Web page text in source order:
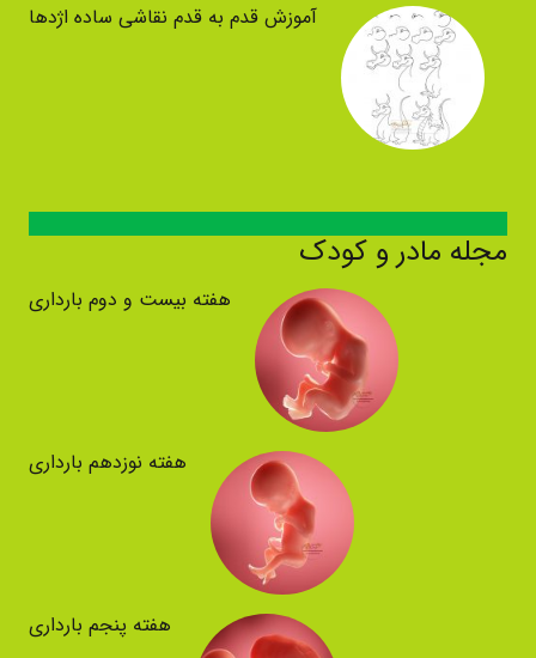
آموزش قدم به قدم نقاشی ساده اژدها
مجله مادر و کودک
هفته بیست و دوم بارداری
هفته نوزدهم بارداری
هفته پنجم بارداری